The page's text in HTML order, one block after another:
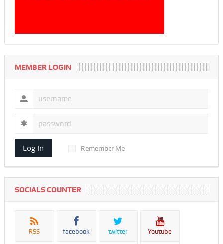
MEMBER LOGIN
Log In Remember Me
SOCIALS COUNTER
RSS facebook twitter Youtube